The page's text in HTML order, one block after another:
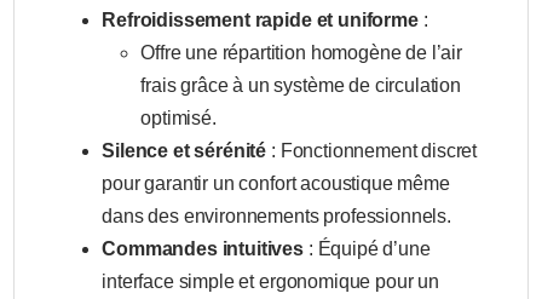
Refroidissement rapide et uniforme:
Offre une répartition homogène de l’air
frais grâce à un système de circulation
optimisé.
Silence et sérénité : Fonctionnement discret
pour garantir un confort acoustique même
dans des environnements professionnels.
Commandes intuitives : Équipé d’une
interface simple et ergonomique pour un